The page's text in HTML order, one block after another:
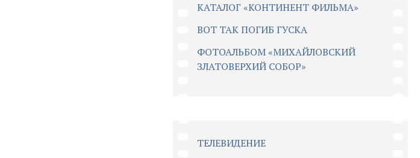
КАТАЛОГ «КОНТИНЕНТ ФИЛЬМА»
ВОТ ТАК ПОГИБ ГУСКА
ФОТОАЛЬБОМ «МИХАЙЛОВСКИЙ
ЗЛАТОВЕРХИЙ СОБОР»
ТЕЛЕВИДЕНИЕ